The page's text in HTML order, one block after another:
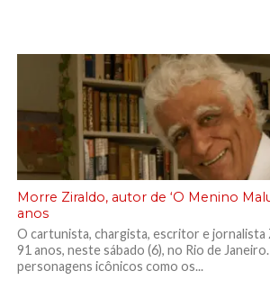
Morre Ziraldo, autor de ‘O Menino
anos
O cartunista, chargista, escritor e jornalista
91 anos, neste sábado (6), no Rio de
personagens icônicos como os...